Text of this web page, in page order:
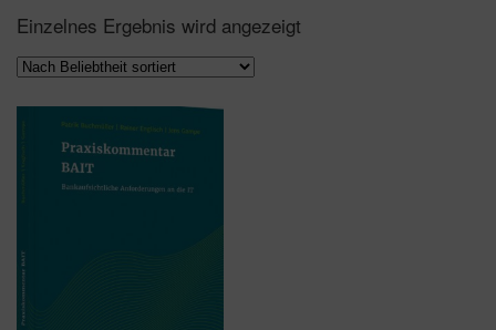
Einzelnes Ergebnis wird angezeigt